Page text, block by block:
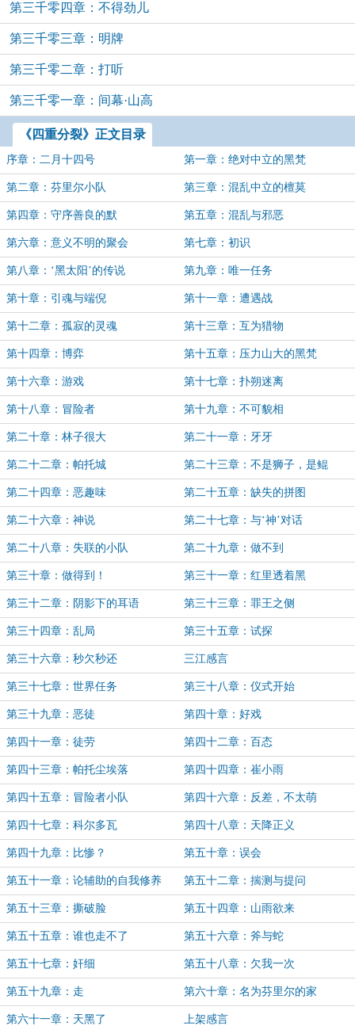
第三千零四章：不得劲儿
第三千零三章：明牌
第三千零二章：打听
第三千零一章：间幕·山高
《四重分裂》正文目录
序章：二月十四号 第一章：绝对中立的黑梵
第二章：芬里尔小队 第三章：混乱中立的檀莫
第四章：守序善良的默 第五章：混乱与邪恶
第六章：意义不明的聚会 第七章：初识
第八章：‘黑太阳’的传说 第九章：唯一任务
第十章：引魂与端倪 第十一章：遭遇战
第十二章：孤寂的灵魂 第十三章：互为猎物
第十四章：博弈 第十五章：压力山大的黑梵
第十六章：游戏 第十七章：扑朔迷离
第十八章：冒险者 第十九章：不可貌相
第二十章：林子很大 第二十一章：牙牙
第二十二章：帕托城 第二十三章：不是狮子，是鲲
第二十四章：恶趣味 第二十五章：缺失的拼图
第二十六章：神说 第二十七章：与‘神’对话
第二十八章：失联的小队 第二十九章：做不到
第三十章：做得到！ 第三十一章：红里透着黑
第三十二章：阴影下的耳语 第三十三章：罪王之侧
第三十四章：乱局 第三十五章：试探
第三十六章：秒欠秒还 三江感言
第三十七章：世界任务 第三十八章：仪式开始
第三十九章：恶徒 第四十章：好戏
第四十一章：徒劳 第四十二章：百态
第四十三章：帕托尘埃落 第四十四章：崔小雨
第四十五章：冒险者小队 第四十六章：反差，不太萌
第四十七章：科尔多瓦 第四十八章：天降正义
第四十九章：比惨？ 第五十章：误会
第五十一章：论辅助的自我修养 第五十二章：揣测与提问
第五十三章：撕破脸 第五十四章：山雨欲来
第五十五章：谁也走不了 第五十六章：斧与蛇
第五十七章：奸细 第五十八章：欠我一次
第五十九章：走 第六十章：名为芬里尔的家
第六十一章：天黑了 上架感言